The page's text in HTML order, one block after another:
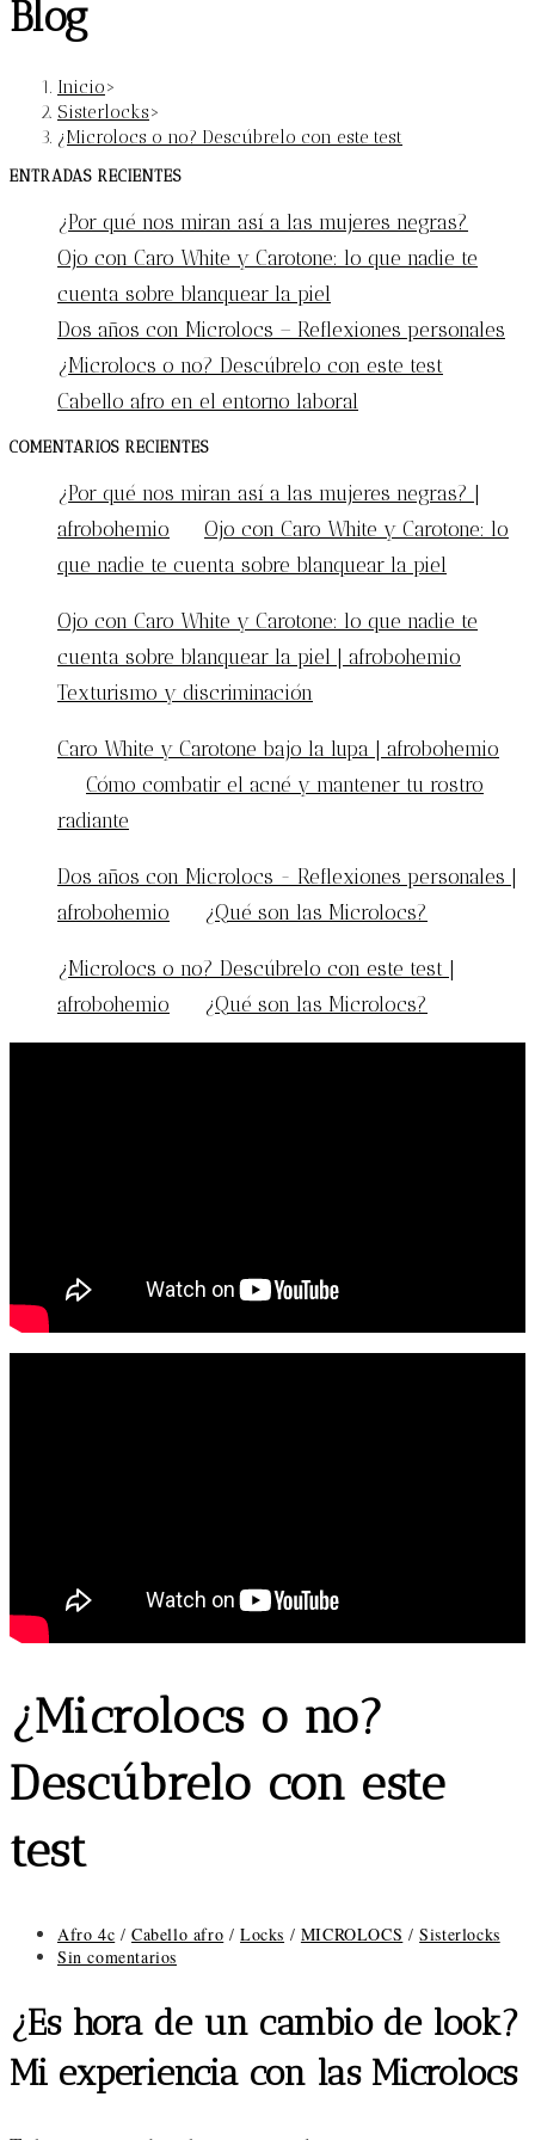
Blog
Inicio>
Sisterlocks>
¿Microlocs o no? Descúbrelo con este test
ENTRADAS RECIENTES
¿Por qué nos miran así a las mujeres negras?
Ojo con Caro White y Carotone: lo que nadie te
cuenta sobre blanquear la piel
Dos años con Microlocs – Reflexiones personales
¿Microlocs o no? Descúbrelo con este test
Cabello afro en el entorno laboral
COMENTARIOS RECIENTES
¿Por qué nos miran así a las mujeres negras? |
afrobohemio
Ojo con Caro White y Carotone: lo
que nadie te cuenta sobre blanquear la piel
Ojo con Caro White y Carotone: lo que nadie te
cuenta sobre blanquear la piel | afrobohemio
Texturismo y discriminación
Caro White y Carotone bajo la lupa | afrobohemio
Cómo combatir el acné y mantener tu rostro
radiante
Dos años con Microlocs - Reflexiones personales |
afrobohemio
¿Qué son las Microlocs?
¿Microlocs o no? Descúbrelo con este test |
afrobohemio
¿Qué son las Microlocs?
¿Microlocs o no?
Descúbrelo con este
test
Categoría
de
entrada:
Afro 4c / Cabello afro / Locks / MICROLOCS / Sisterlocks
Comentarios
entrada:
Sin comentarios
¿Es hora de un cambio de look?
Mi experiencia con las Microlocs